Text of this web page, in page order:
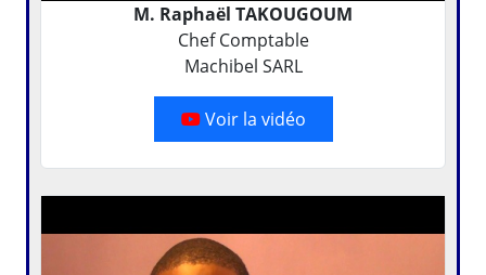
M. Raphaël TAKOUGOUM
Chef Comptable
Machibel SARL
Voir la vidéo